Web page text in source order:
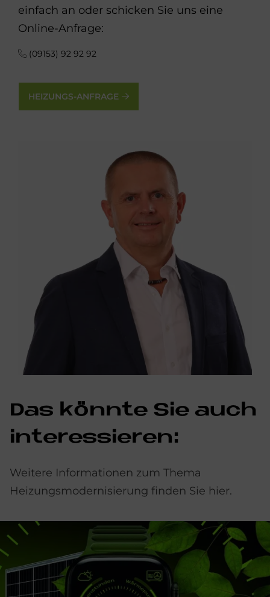
einfach an oder schicken Sie uns eine
Online-Anfrage:
(09153) 92 92 92
HEIZUNGS-ANFRAGE
Das könn­te Sie auch
in­ter­es­sie­ren:
Weitere Informationen zum Thema
Heizungsmodernisierung finden Sie hier.